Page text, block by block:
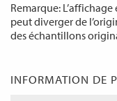
Remarque:
peut diverger de
des échantillons
INFORMATION DE